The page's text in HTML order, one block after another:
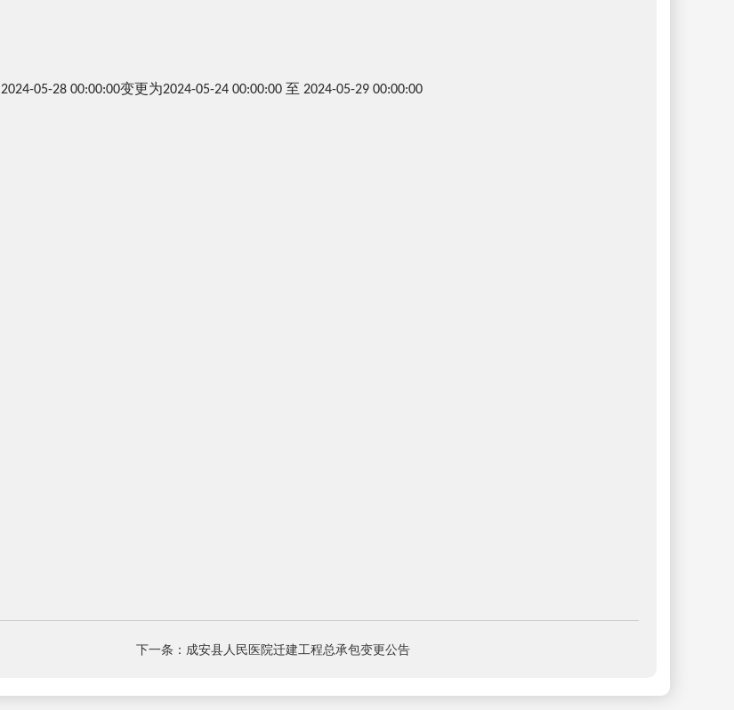
2024-05-28 00:00:00变更为2024-05-24 00:00:00 至 2024-05-29 00:00:00
下一条：成安县人民医院迁建工程总承包变更公告